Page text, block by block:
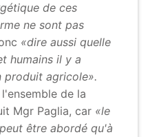
de ces
ne sont pas
«dire aussi quelle
humains il y a
produit agricole».
de la
Mgr Paglia, car «le
être abordé qu'à